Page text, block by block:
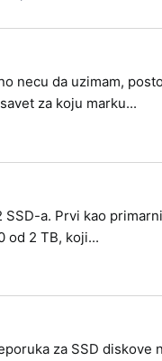
necu da uzimam,
za koju marku...
a. Prvi kao
od 2 TB, koji...
za SSD diskove